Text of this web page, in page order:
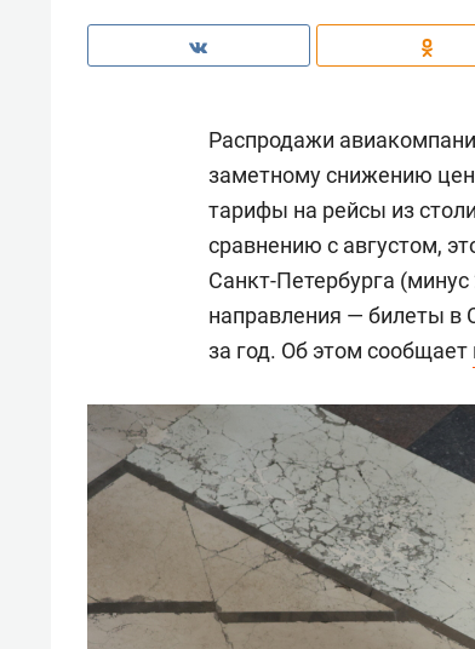
Распродажи
заметному снижению
тарифы на рейсы из
сравнению с августом,
Санкт-Петербурга
направления — билеты в
за год. Об этом сообщает